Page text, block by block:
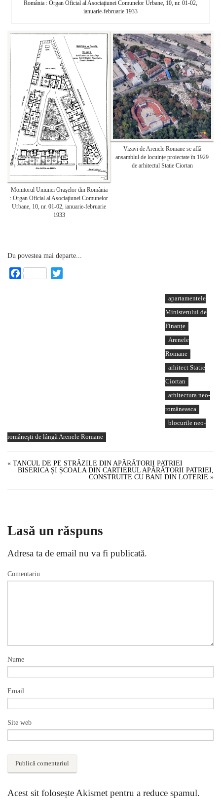
România : Organ Oficial al Asociaţiunei Comunelor Urbane, 10, nr. 01-02,
ianuarie-februarie 1933
Monitorul Uniunei Oraşelor din România
: Organ Oficial al Asociaţiunei Comunelor
Urbane, 10, nr. 01-02, ianuarie-februarie
1933
Vizavi de Arenele Romane se află
ansamblul de locuințe proiectate în 1929
de arhitectul Statie Ciortan
Du povestea mai departe...
Facebook
apartamentele
Ministerului de
Finanțe
Arenele
Romane
arhitect Statie
Ciortan
arhitectura neo-
româneasca
blocurile neo-
românești de lângă Arenele Romane
« TANCUL DE PE STRĂZILE DIN APĂRĂTORII PATRIEI
BISERICA ȘI ȘCOALA DIN CARTIERUL APĂRĂTORII PATRIEI,
CONSTRUITE CU BANI DIN LOTERIE »
Lasă un răspuns
Adresa ta de email nu va fi publicată.
Comentariu
Nume
Email
Site web
Acest sit folosește Akismet pentru a reduce spamul.